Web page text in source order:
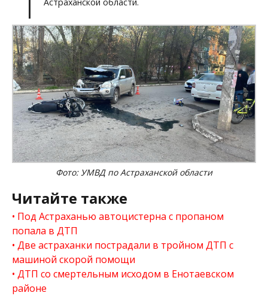
Фото: УМВД по Астраханской области
Читайте также
Под Астраханью автоцистерна с пропаном
попала в ДТП
Две астраханки пострадали в тройном ДТП с
машиной скорой помощи
ДТП со смертельным исходом в Енотаевском
районе